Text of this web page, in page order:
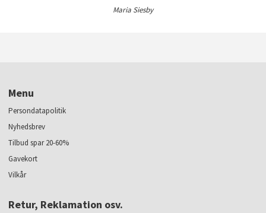
Maria Siesby
Menu
Persondatapolitik
Nyhedsbrev
Tilbud spar 20-60%
Gavekort
Vilkår
Retur, Reklamation osv.